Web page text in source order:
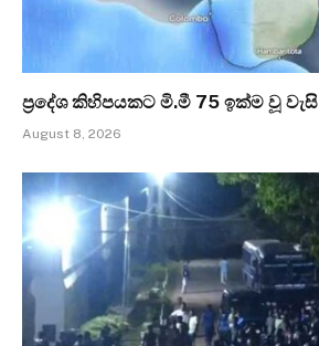
ප්‍රදේශ කිහිපයකට මි.මී 75 ඉක්ම වූ වැසි
August 8, 2026